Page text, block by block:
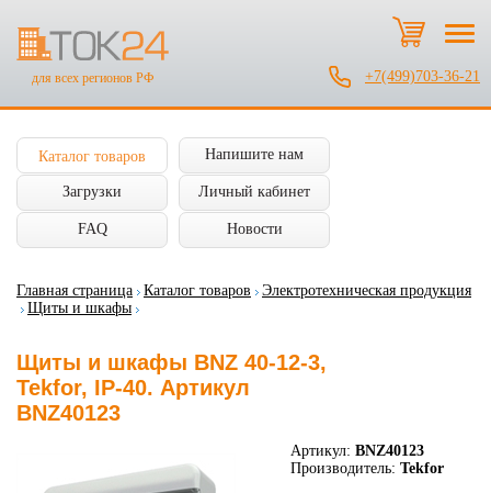
для всех регионов РФ +7(499)703-36-21
Каталог товаров Напишите нам
Загрузки Личный кабинет
FAQ Новости
Главная страница Каталог товаров
Электротехническая продукция
Щиты и шкафы
Щиты и шкафы BNZ 40-12-3,
Tekfor, IP-40. Артикул
BNZ40123
Артикул: BNZ40123
Производитель: Tekfor